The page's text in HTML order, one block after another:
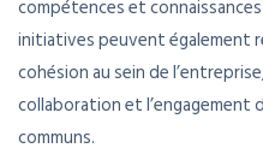
compétences et
initiatives peuvent également
cohésion au sein de
collaboration et l’engagement
communs.